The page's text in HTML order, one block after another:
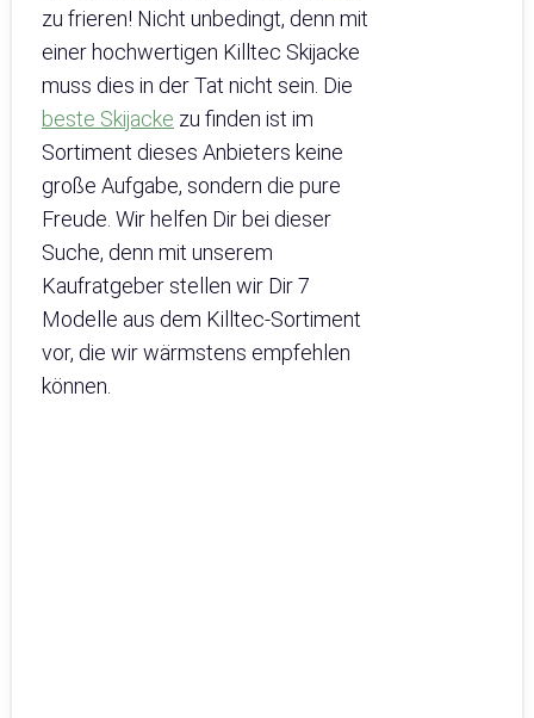
zu frieren! Nicht unbedingt, denn mit
einer hochwertigen Killtec Skijacke
muss dies in der Tat nicht sein. Die
beste Skijacke zu finden ist im
Sortiment dieses Anbieters keine
große Aufgabe, sondern die pure
Freude. Wir helfen Dir bei dieser
Suche, denn mit unserem
Kaufratgeber stellen wir Dir 7
Modelle aus dem Killtec-Sortiment
vor, die wir wärmstens empfehlen
können.